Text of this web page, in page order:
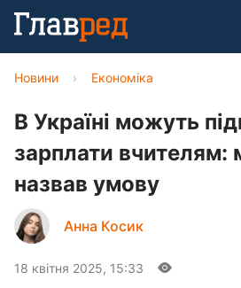
Новини › Економіка
В Україні можуть
зарплати вчителям:
назвав умову
Анна Косик
18 квітня 2025, 15:33